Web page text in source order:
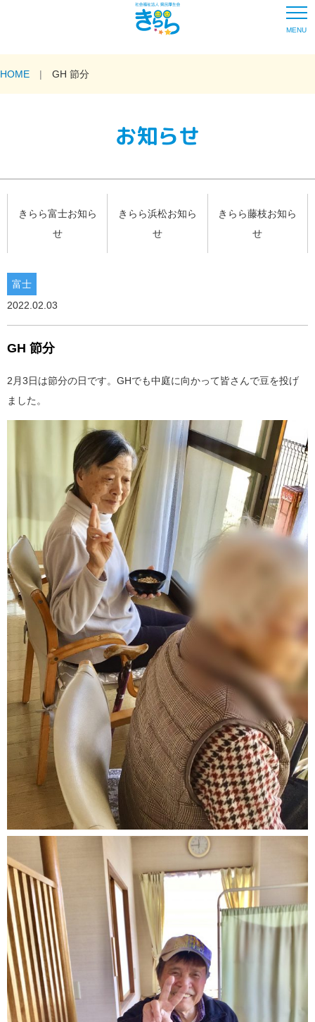
MENU
HOME GH 節分
お知らせ
きらら富士お知ら
せ
きらら浜松お知ら
せ
きらら藤枝お知ら
せ
富士
2022.02.03
GH 節分
2月3日は節分の日です。GHでも中庭に向かって皆さんで豆を投げ
ました。